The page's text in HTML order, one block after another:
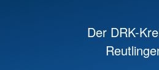
Der DRK-